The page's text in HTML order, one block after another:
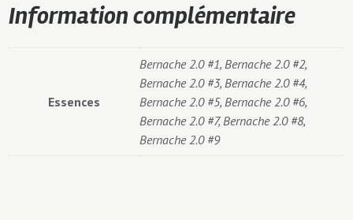
Information complémentaire
Essences
Bernache 2.0 #1, Bernache 2.0 #2,
Bernache 2.0 #3, Bernache 2.0 #4,
Bernache 2.0 #5, Bernache 2.0 #6,
Bernache 2.0 #7, Bernache 2.0 #8,
Bernache 2.0 #9